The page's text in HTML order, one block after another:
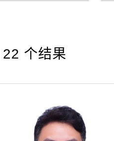
22 个结果